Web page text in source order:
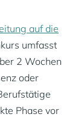
auf die
umfasst
2 Wochen
oder
Phase vor